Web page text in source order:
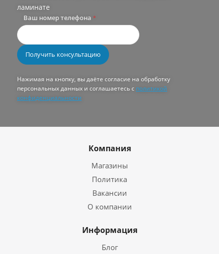
ламинате
Ваш номер телефона *
Нажимая на кнопку, вы даёте согласие на обработку
персональных данных и соглашаетесь с политикой
конфиденциальности
Компания
Магазины
Политика
Вакансии
О компании
Информация
Блог